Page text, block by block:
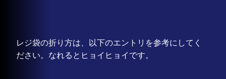
レジ袋の折り方は、以下のエントリを参考にしてく
ださい。なれるとヒョイヒョイです。